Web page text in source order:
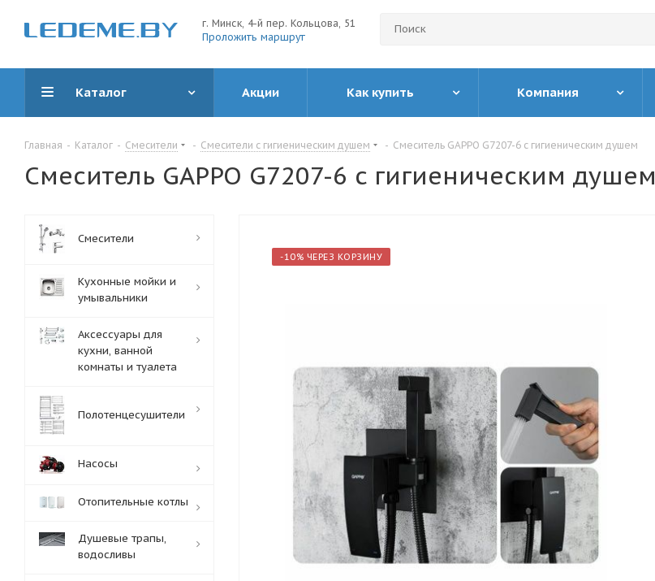
г. Минск, 4-й пер. Кольцова, 51
Проложить маршрут
Каталог Акции Как купить Компания
Главная - Каталог - Смесители - Смесители с гигиеническим душем - Смеситель GAPPO G7207-6 c гигиеническим душем
Смеситель GAPPO G7207-6 c гигиеническим душем
-10% ЧЕРЕЗ КОРЗИНУ
Смесители
Кухонные мойки и
умывальники
Аксессуары для
кухни, ванной
комнаты и туалета
Полотенцесушители
Насосы
Отопительные котлы
Душевые трапы,
водосливы